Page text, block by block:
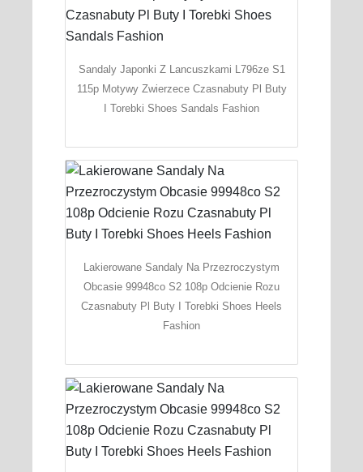
Sandaly Japonki Z Lancuszkami L796ze S1
115p Motywy Zwierzece Czasnabuty Pl Buty
I Torebki Shoes Sandals Fashion
Lakierowane Sandaly Na Przezroczystym
Obcasie 99948co S2 108p Odcienie Rozu
Czasnabuty Pl Buty I Torebki Shoes Heels
Fashion